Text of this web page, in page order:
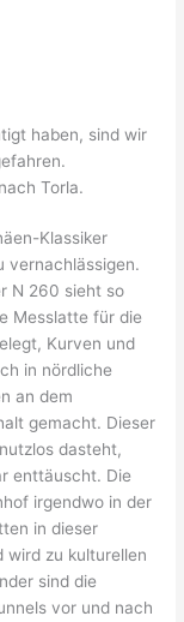
haben, sind wir
Torla.
Klassiker
vernachlässigen.
N 260 sieht so
Messlatte für die
Kurven und
in nördliche
an dem
gemacht. Dieser
dasteht,
enttäuscht. Die
irgendwo in der
in dieser
wird zu kulturellen
sind die
vor und nach